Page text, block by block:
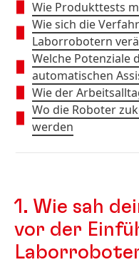
Wie Produkttests
Wie sich die
Laborrobotern
Welche Potenziale
automatischen
Wie der
Wo die Roboter
werden
1. Wie sah
vor der